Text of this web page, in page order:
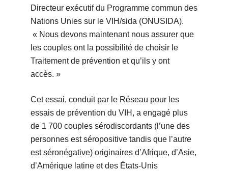
Directeur exécutif du Programme commun des
Nations Unies sur le VIH/sida (ONUSIDA).
« Nous devons maintenant nous assurer que
les couples ont la possibilité de choisir le
Traitement de prévention et qu’ils y ont
accès. »
Cet essai, conduit par le Réseau pour les
essais de prévention du VIH, a engagé plus
de 1 700 couples sérodiscordants (l’une des
personnes est séropositive tandis que l’autre
est séronégative) originaires d’Afrique, d’Asie,
d’Amérique latine et des États-Unis